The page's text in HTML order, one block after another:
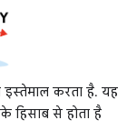
इस्तेमाल करता है. यह
हिसाब से होता है